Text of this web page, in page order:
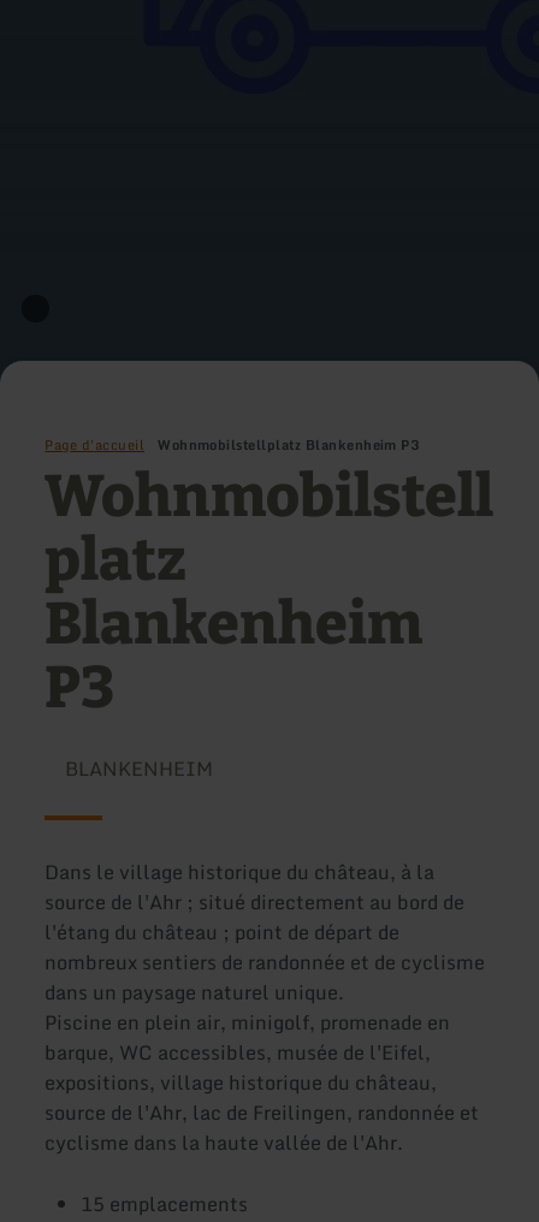
Page d'accueil Wohnmobilstellplatz Blankenheim P3
Wohnmobilstell
platz
Blankenheim
P3
BLANKENHEIM
Dans le village historique du château, à la
source de l'Ahr ; situé directement au bord de
l'étang du château ; point de départ de
nombreux sentiers de randonnée et de cyclisme
dans un paysage naturel unique.
Piscine en plein air, minigolf, promenade en
barque, WC accessibles, musée de l'Eifel,
expositions, village historique du château,
source de l'Ahr, lac de Freilingen, randonnée et
cyclisme dans la haute vallée de l'Ahr.
15 emplacements